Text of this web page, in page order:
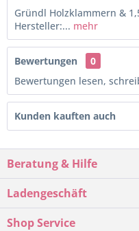
Gründl Holzklammern &
Hersteller:... mehr
Bewertungen
0
Bewertungen lesen,
Kunden kauften auch
Beratung & Hilfe
Ladengeschäft
Shop Service